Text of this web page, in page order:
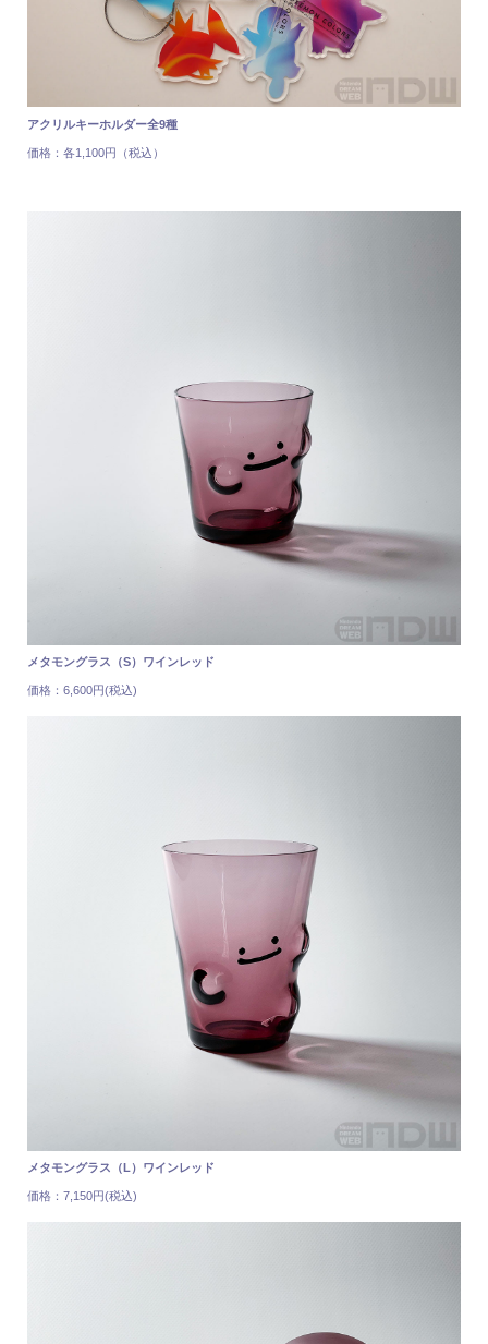
アクリルキーホルダー全9種
価格：各1,100円（税込）
メタモングラス（S）ワインレッド
価格：6,600円(税込)
メタモングラス（L）ワインレッド
価格：7,150円(税込)